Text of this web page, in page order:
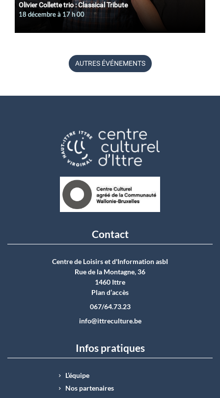
Olivier Collette trio : Classical Tribute
18 décembre à 17 h 00
AUTRES ÉVÉNEMENTS
Contact
Centre de Loisirs et d'Information asbI
Rue de la Montagne, 36
1460 Ittre
Plan d’accès
067/64.73.23
info@ittreculture.be
Infos pratiques
L’équipe
Nos partenaires